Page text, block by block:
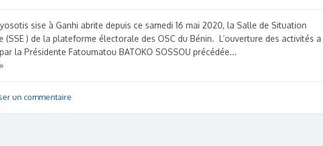
sise à Ganhi abrite depuis ce samedi 16 mai 2020, la Salle de Situation
(SSE ) de la plateforme électorale des OSC du Bénin. L’ouverture des activités a
la Présidente Fatoumatou BATOKO SOSSOU précédée...
un commentaire